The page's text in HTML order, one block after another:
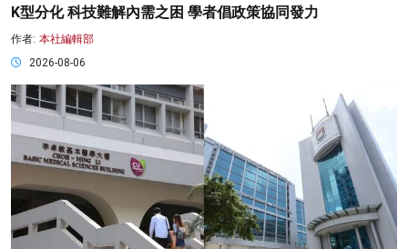
K型分化 科技難解內需之困 學者倡政策協同發力
作者: 本社編輯部
2026-08-06